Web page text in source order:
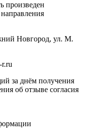
произведен
Новгород, ул. М.
за днём получения
об отзыве согласия